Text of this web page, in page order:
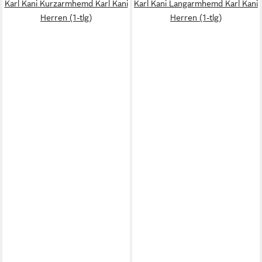
Karl Kani Kurzarmhemd Karl Kani
Herren (1-tlg)
Karl Kani Langarmhemd Karl Kani
Herren (1-tlg)